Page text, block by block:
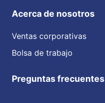
Acerca de nosotros
Ventas corporativas
Bolsa de trabajo
Preguntas frecuentes